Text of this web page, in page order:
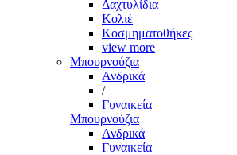
Δαχτυλίδια
Κολιέ
Κοσμηματοθήκες
view more
Μπουρνούζια
Ανδρικά
/
Γυναικεία
Μπουρνούζια
Ανδρικά
Γυναικεία